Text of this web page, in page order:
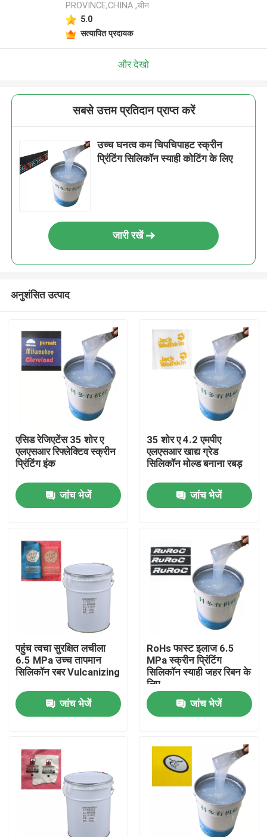
हमारे बारे में
कारखाना भ्रमण
गुणवत्ता नियंत्रण
एक उद्धरण की विनती करे
सिलिकॉन रबर इंक
स्क्रीन प्रिंटिंग सिलिकॉन इंक
सिलिकॉन इंक को उभरा
PROVINCE,CHINA ,चीन
5.0
सत्यापित प्रदायक
और देखो
सबसे उत्तम प्रतिदान प्राप्त करें
उच्च घनत्व कम चिपचिपाहट स्क्रीन
प्रिंटिंग सिलिकॉन स्याही कोटिंग के लिए
जारी रखें
अनुशंसित उत्पाद
एसिड रेजिएटेंस 35 शोर ए
एलएसआर रिफ्लेक्टिव स्क्रीन
प्रिंटिंग इंक
जांच भेजें
35 शोर ए 4.2 एमपीए
एलएसआर खाद्य ग्रेड
सिलिकॉन मोल्ड बनाना रबड़
जांच भेजें
पहुंच त्वचा सुरक्षित लचीला
6.5 MPa उच्च तापमान
सिलिकॉन रबर Vulcanizing
जांच भेजें
RoHs फास्ट इलाज 6.5
MPa स्क्रीन प्रिंटिंग
सिलिकॉन स्याही जहर रिबन के
लिए
जांच भेजें